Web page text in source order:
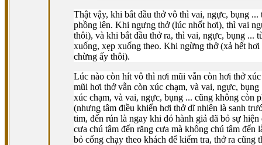
Thật vậy, khi bắt đầu thở vô thì vai, ngực, bụng
phồng lên. Khi ngưng thở (lúc nhốt hơi), thì vai
thôi), và khi bắt đầu thở ra, thì vai, ngực, bụng ...
xuống, xẹp xuống theo. Khi ngừng thở (xả hết
chừng ấy thôi).
Lúc nào còn hít vô thì nơi mũi vẫn còn hơi thở
mũi hơi thở vẫn còn xúc chạm, và vai, ngực,
xúc chạm, và vai, ngực, bụng ... cũng không còn
(nhưng tâm điều khiển hơi thở dĩ nhiên là sanh
tim, đến rún là ngay khi đó hành giả đã bỏ sự
cưa chú tâm đến răng cưa mà không chú tâm
bỏ cổng chạy theo khách để kiểm tra, thở ra cũng